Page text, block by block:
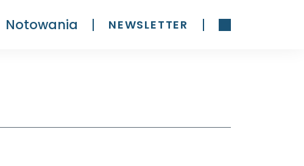
Notowania NEWSLETTER